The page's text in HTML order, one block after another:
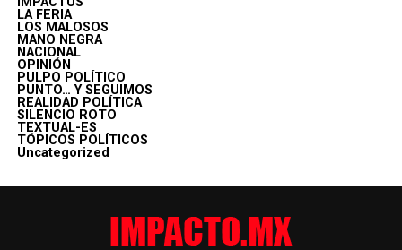
LA FERIA
LOS MALOSOS
MANO NEGRA
NACIONAL
OPINIÓN
PULPO POLÍTICO
PUNTO… Y SEGUIMOS
REALIDAD POLÍTICA
SILENCIO ROTO
TEXTUAL-ES
TÓPICOS POLÍTICOS
Uncategorized